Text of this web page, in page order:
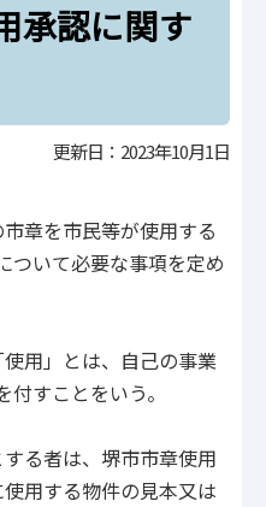
承認に関す
更新日：2023年10月1日
章を市民等が使用する
ついて必要な事項を定め
用」とは、自己の事業
すことをいう。
る者は、堺市市章使用
用する物件の見本又は